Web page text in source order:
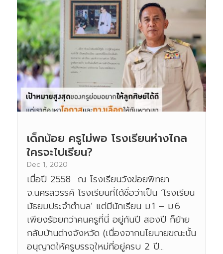
เด็กน้อย ครูไม่พอ โรงเรียนห่างไกล
ใครจะไปเรียน?
Dec 1, 2020
เมื่อปี 2558 ณ โรงเรียนวังข่อยพิทยา
จ.นครสวรรค์ โรงเรียนที่ได้ชื่อว่าเป็น ‘โรงเรียน
มัธยมประจำตำบล’ แต่มีนักเรียน ม.1 – ม.6
เพียงร้อยกว่าคนครูที่นี่ อยู่กันปี สองปี ก็ย้าย
กลับบ้านต่างจังหวัด (เนื่องจากนโยบายขณะนั้น
อนุญาตให้ครูบรรจุใหม่ที่อยู่ครบ 2 ปี...